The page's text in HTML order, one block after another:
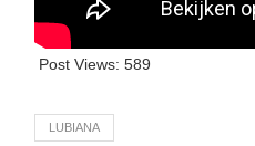
Post Views: 589
LUBIANA